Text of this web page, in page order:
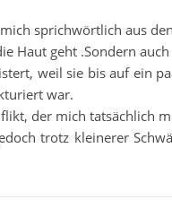
sprichwörtlich aus
Haut geht .Sondern
weil sie bis auf ein
war.
der mich tatsächlich
trotz kleinerer